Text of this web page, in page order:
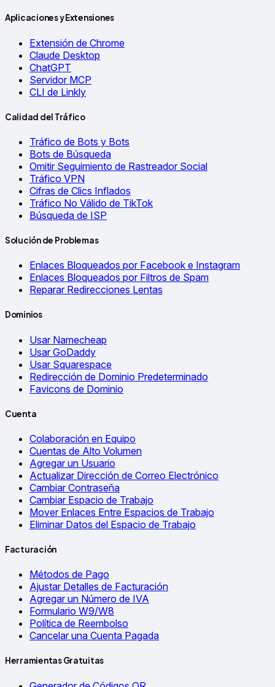
Aplicaciones y Extensiones
Extensión de Chrome
Claude Desktop
ChatGPT
Servidor MCP
CLI de Linkly
Calidad del Tráfico
Tráfico de Bots y Bots
Bots de Búsqueda
Omitir Seguimiento de Rastreador Social
Tráfico VPN
Cifras de Clics Inflados
Tráfico No Válido de TikTok
Búsqueda de ISP
Solución de Problemas
Enlaces Bloqueados por Facebook e Instagram
Enlaces Bloqueados por Filtros de Spam
Reparar Redirecciones Lentas
Dominios
Usar Namecheap
Usar GoDaddy
Usar Squarespace
Redirección de Dominio Predeterminado
Favicons de Dominio
Cuenta
Colaboración en Equipo
Cuentas de Alto Volumen
Agregar un Usuario
Actualizar Dirección de Correo Electrónico
Cambiar Contraseña
Cambiar Espacio de Trabajo
Mover Enlaces Entre Espacios de Trabajo
Eliminar Datos del Espacio de Trabajo
Facturación
Métodos de Pago
Ajustar Detalles de Facturación
Agregar un Número de IVA
Formulario W9/W8
Política de Reembolso
Cancelar una Cuenta Pagada
Herramientas Gratuitas